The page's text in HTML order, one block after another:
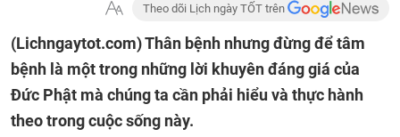
Theo dõi Lịch ngày TỐT trên
(Lichngaytot.com)Thân bệnh nhưng đừng để tâm
bệnh là một trong những lời khuyên đáng giá của
Đức Phật mà chúng ta cần phải hiểu và thực hành
theo trong cuộc sống này.